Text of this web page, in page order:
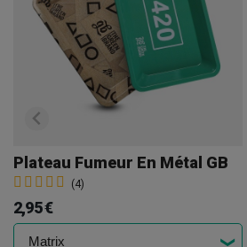
Plateau Fumeur En Métal GB
(4)
2,95 €